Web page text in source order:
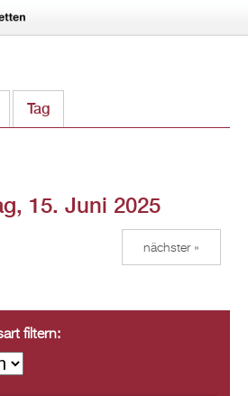
Tag
15. Juni 2025
nächster »
filtern: